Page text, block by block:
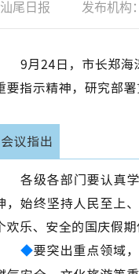
汕尾日报 发布机构